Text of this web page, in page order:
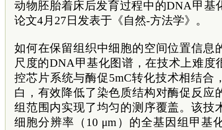
动物胚胎着床后发育过程中的DNA甲基
论文4月27日发表于《自然-方法学》。
如何在保留组织中细胞的空间位置信息
尺度的DNA甲基化图谱，在技术上难度
控芯片系统与酶促5mC转化技术相结合
白，有效降低了染色质结构对酶促反应
组范围内实现了均匀的测序覆盖。该技
细胞分辨率（10 μm）的全基因组甲基